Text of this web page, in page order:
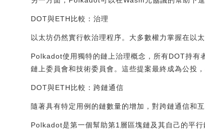
DOT與ETH比較：治理
以太坊仍然實行軟治理程序。大多數權力掌握在以
Polkadot使用獨特的鏈上治理概念，所有DOT持有
鏈上委員會和技術委員會。這些提案最終成為公投
DOT與ETH比較：跨鏈通信
隨著具有特定用例的鏈數量的增加，對跨鏈通信和
Polkadot是第一個幫助第1層區塊鏈及其自己的平